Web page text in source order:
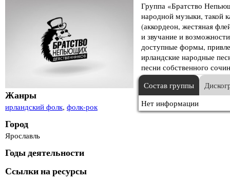
Жанры
ирландский фолк, фолк-рок
Город
Ярославль
Годы деятельности
Ссылки на ресурсы
Группа «Братство
народной музыки, такой
(аккордеон, жестяная
и звучание и
доступные формы,
ирландские народные
песни собственного
Состав группы
Нет информации